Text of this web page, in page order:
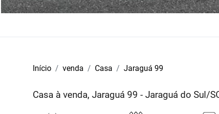
Início venda Casa Jaraguá 99
Casa à venda, Jaraguá 99 - Jaraguá do Sul/